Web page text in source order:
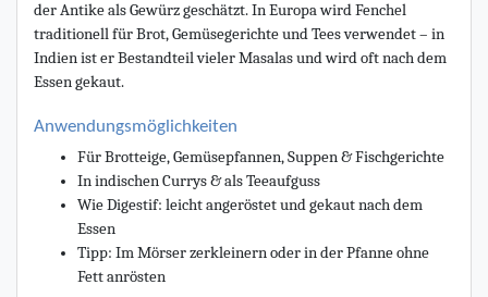
der Antike als Gewürz geschätzt. In Europa wird Fenchel
traditionell für Brot, Gemüsegerichte und Tees verwendet – in
Indien ist er Bestandteil vieler Masalas und wird oft nach dem
Essen gekaut.
Anwendungsmöglichkeiten
Für Brotteige, Gemüsepfannen, Suppen & Fischgerichte
In indischen Currys & als Teeaufguss
Wie Digestif: leicht angeröstet und gekaut nach dem
Essen
Tipp: Im Mörser zerkleinern oder in der Pfanne ohne
Fett anrösten